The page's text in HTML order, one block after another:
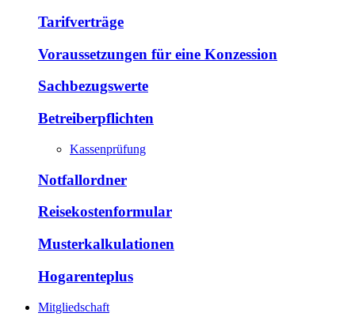
Tarifverträge
Voraussetzungen für eine Konzession
Sachbezugswerte
Betreiberpflichten
Kassenprüfung
Notfallordner
Reisekostenformular
Musterkalkulationen
Hogarenteplus
Mitgliedschaft